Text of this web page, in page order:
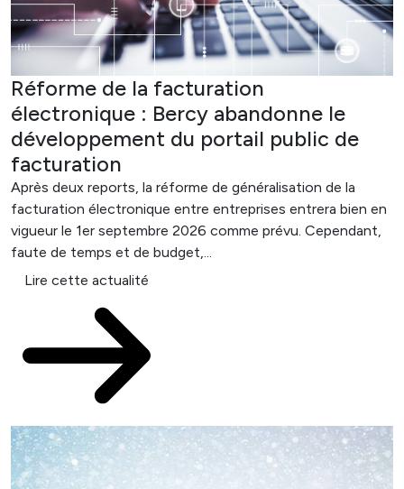
Réforme de la facturation
électronique : Bercy abandonne le
développement du portail public de
facturation
Après deux reports, la réforme de généralisation de la
facturation électronique entre entreprises entrera bien en
vigueur le 1er septembre 2026 comme prévu. Cependant,
faute de temps et de budget,...
Lire cette actualité